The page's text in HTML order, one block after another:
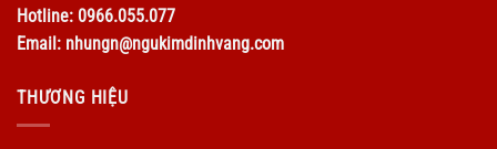
Hotline: 0966.055.077
Email: nhungn@ngukimdinhvang.com
THƯƠNG HIỆU